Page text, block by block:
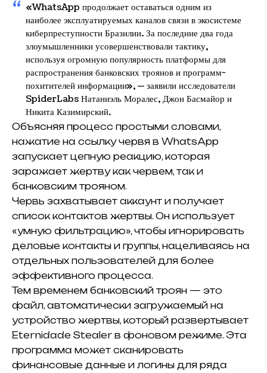
«WhatsApp продолжает оставаться одним из
наиболее эксплуатируемых каналов связи в экосистеме
киберпреступности Бразилии. За последние два года
злоумышленники усовершенствовали тактику,
используя огромную популярность платформы для
распространения банковских троянов и программ-
похитителей информации», — заявили исследователи
SpiderLabs Натаниэль Моралес, Джон Басмайор и
Никита Казимирский.
Объясняя процесс простыми словами,
нажатие на ссылку червя в WhatsApp
запускает цепную реакцию, которая
заражает жертву как червем, так и
банковским трояном.
Червь захватывает аккаунт и получает
список контактов жертвы. Он использует
«умную фильтрацию», чтобы игнорировать
деловые контакты и группы, нацеливаясь на
отдельных пользователей для более
эффективного процесса.
Тем временем банковский троян — это
файл, автоматически загружаемый на
устройство жертвы, который развертывает
Eternidade Stealer в фоновом режиме. Эта
программа может сканировать
финансовые данные и логины для ряда